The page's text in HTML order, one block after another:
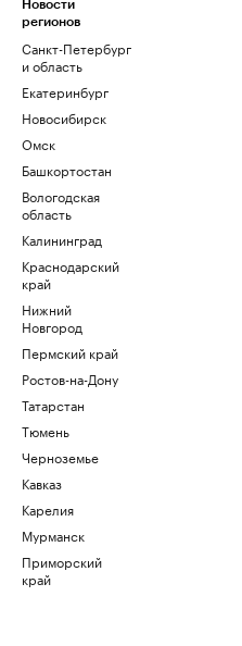
Новости
регионов
Санкт-Петербург
и область
Екатеринбург
Новосибирск
Омск
Башкортостан
Вологодская
область
Калининград
Краснодарский
край
Нижний
Новгород
Пермский край
Ростов-на-Дону
Татарстан
Тюмень
Черноземье
Кавказ
Карелия
Мурманск
Приморский
край